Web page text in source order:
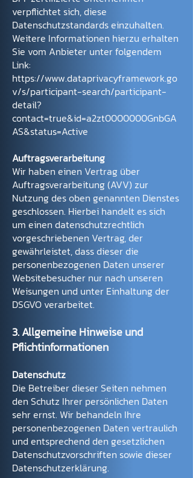
verpflichtet sich, diese
Datenschutzstandards einzuhalten.
Weitere Informationen hierzu erhalten
Sie vom Anbieter unter folgendem
Link:
https://www.dataprivacyframework.go
v/s/participant-search/participant-
detail?
contact=true&id=a2zt0000000GnbGA
AS&status=Active
Auftragsverarbeitung
Wir haben einen Vertrag über
Auftragsverarbeitung (AVV) zur
Nutzung des oben genannten Dienstes
geschlossen. Hierbei handelt es sich
um einen datenschutzrechtlich
vorgeschriebenen Vertrag, der
gewährleistet, dass dieser die
personenbezogenen Daten unserer
Websitebesucher nur nach unseren
Weisungen und unter Einhaltung der
DSGVO verarbeitet.
3. Allgemeine Hinweise und
Pflichtinformationen
Datenschutz
Die Betreiber dieser Seiten nehmen
den Schutz Ihrer persönlichen Daten
sehr ernst. Wir behandeln Ihre
personenbezogenen Daten vertraulich
und entsprechend den gesetzlichen
Datenschutzvorschriften sowie dieser
Datenschutzerklärung.